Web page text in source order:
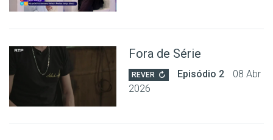
Fora de Série
REVER Episódio 2
08 Abr
2026